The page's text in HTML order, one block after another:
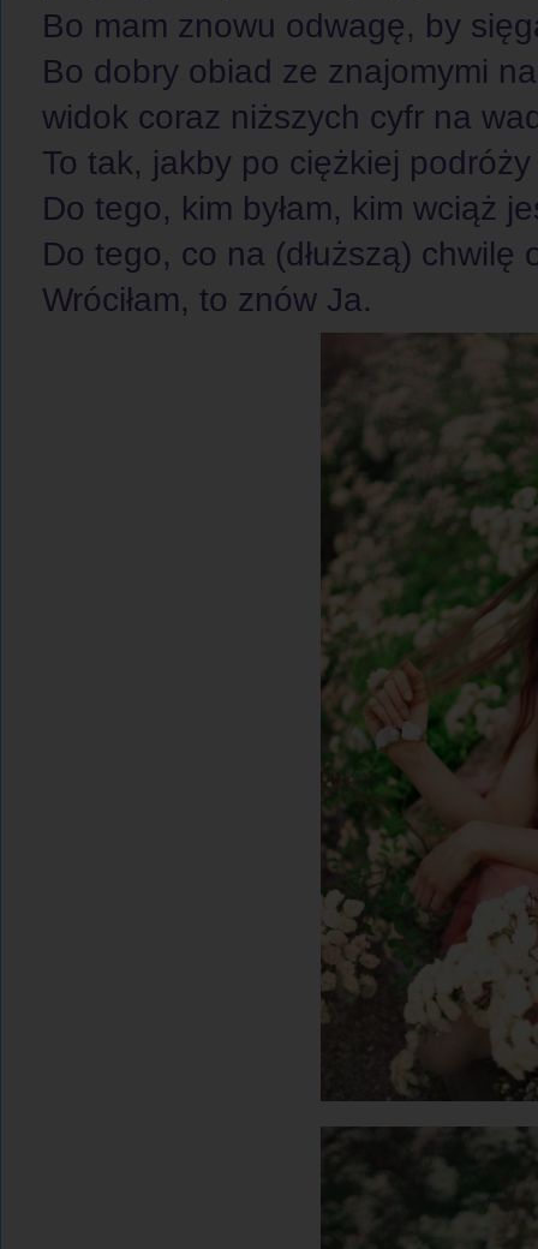
Bo mam znowu odwagę, by
Bo dobry obiad ze znajomymi
widok coraz niższych cyfr na
To tak, jakby po ciężkiej
Do tego, kim byłam, kim wciąż
Do tego, co na (dłuższą) chwilę
Wróciłam, to znów Ja.